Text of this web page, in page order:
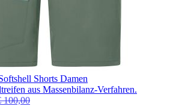
Shorts Damen
aus Massenbilanz-Verfahren.
100,00